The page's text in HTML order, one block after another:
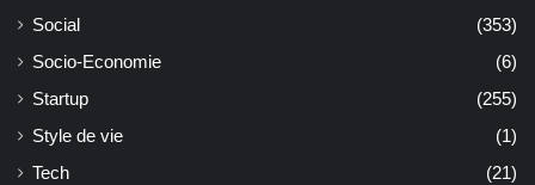
Social
(353)
Socio-Economie
(6)
Startup
(255)
Style de vie
(1)
Tech
(21)